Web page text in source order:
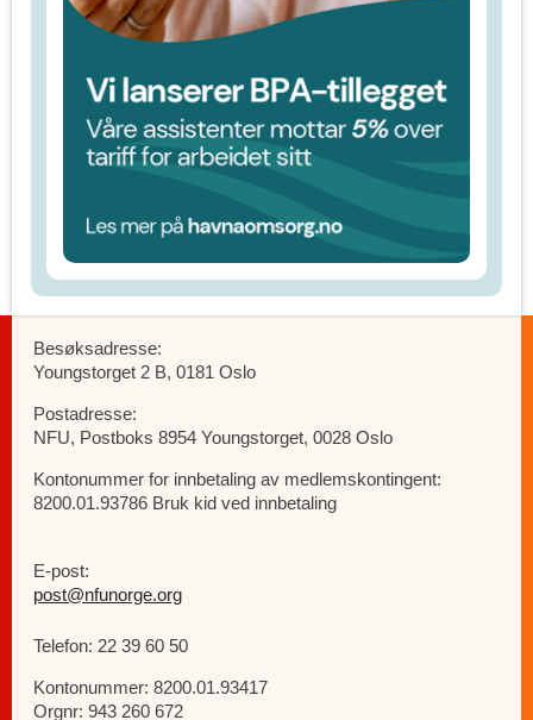
Besøksadresse:
Youngstorget 2 B, 0181 Oslo
Postadresse:
NFU, Postboks 8954 Youngstorget, 0028 Oslo
Kontonummer for innbetaling av medlemskontingent:
8200.01.93786 Bruk kid ved innbetaling
E-post:
post@nfunorge.org
Telefon: 22 39 60 50
Kontonummer: 8200.01.93417
Orgnr: 943 260 672